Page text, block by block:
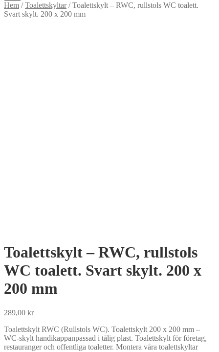
Hem /Toalettskyltar/Toalettskylt – RWC, rullstols WC toalett.
Svart skylt. 200 x 200 mm
Toalettskylt – RWC, rullstols
WC toalett. Svart skylt. 200 x
200 mm
289,00 kr
Toalettskylt RWC (Rullstols WC). Toalettskylt 200 x 200 mm –
WC-skylt handikappanpassad i tålig plast. Toalettskylt för företag,
restauranger och offentliga toaletter. Montera våra toalettskyltar